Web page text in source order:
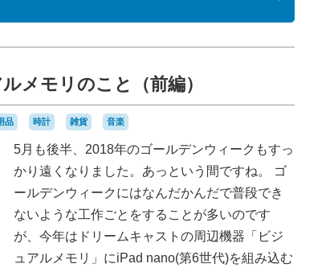
メモリのこと（前編）
品 時計 雑貨 音楽
5月も後半、2018年のゴールデンウィークもすっ
かり遠くなりました。あっという間ですね。 ゴ
ールデンウィークにはなんだかんだで普段でき
ないような工作ごとをすることが多いのです
が、今年はドリームキャストの周辺機器「ビジ
ュアルメモリ」にiPad nano(第6世代)を組み込む